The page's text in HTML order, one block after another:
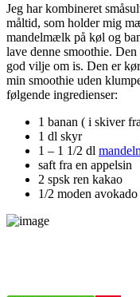
Jeg har kombineret
måltid, som holder mig
mandelmælk på køl og
lave denne smoothie.
god vilje om is. Den er
min smoothie uden
følgende ingredienser:
1 banan ( i skiver
1 dl skyr
1 – 1 1/2 dl
saft fra en appelsin
2 spsk ren kakao
1/2 moden avokado